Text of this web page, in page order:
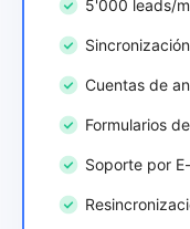
5'000 leads/
Cuentas de
Formularios
Soporte por